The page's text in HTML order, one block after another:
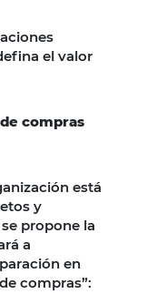
el valor
compras
está
y
propone la
a
en
compras”: